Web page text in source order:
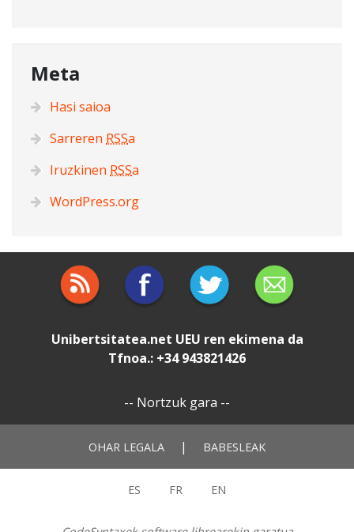
Meta
Hasi saioa
Sarreren RSSa
Iruzkinen RSSa
WordPress.org
Unibertsitatea.net UEU ren ekimena da
Tfnoa.: +34 943821426
-- Nortzuk gara --
OHAR LEGALA | BABESLEAK
ES FR EN